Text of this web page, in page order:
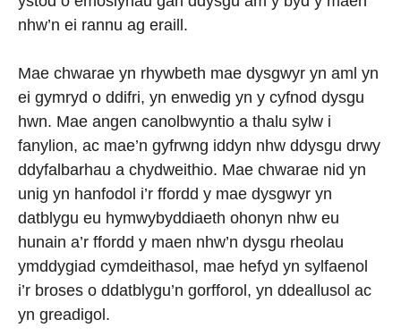
nhw’n ei rannu ag eraill.
Mae chwarae yn rhywbeth mae dysgwyr yn aml yn
ei gymryd o ddifri, yn enwedig yn y cyfnod dysgu
hwn. Mae angen canolbwyntio a thalu sylw i
fanylion, ac mae’n gyfrwng iddyn nhw ddysgu drwy
ddyfalbarhau a chydweithio. Mae chwarae nid yn
unig yn hanfodol i’r ffordd y mae dysgwyr yn
datblygu eu hymwybyddiaeth ohonyn nhw eu
hunain a’r ffordd y maen nhw’n dysgu rheolau
ymddygiad cymdeithasol, mae hefyd yn sylfaenol
i’r broses o ddatblygu’n gorfforol, yn ddeallusol ac
yn greadigol.